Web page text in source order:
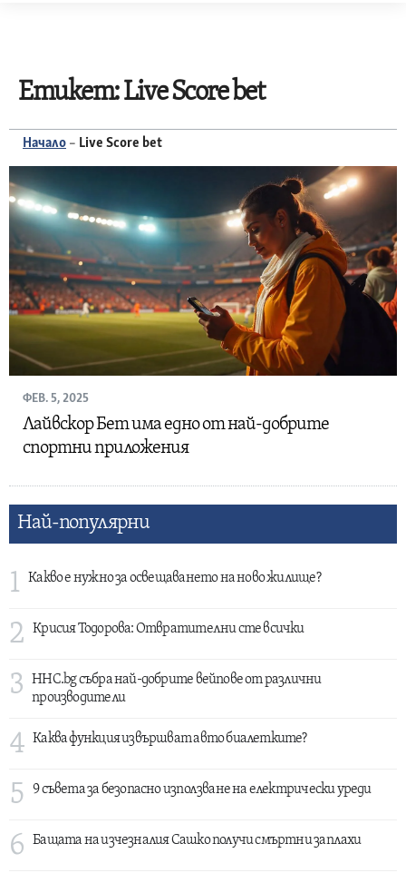
Етикет:Live Score bet
Начало – Live Score bet
ФЕВ. 5, 2025
Лайвскор Бет има едно от най-добрите
спортни приложения
Най-популярни
1 Какво е нужно за освещаването на ново жилище?
2 Крисия Тодорова: Отвратителни сте всички
3
HHC.bg събра най-добрите вейпове от различни
производители
4 Каква функция извършват авто биалетките?
5 9 съвета за безопасно използване на електрически уреди
6 Бащата на изчезналия Сашко получи смъртни заплахи